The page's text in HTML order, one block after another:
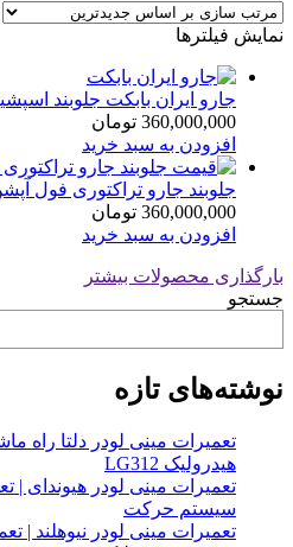
latest
نمایش فیلترها
جارو ایران بابکت جلوبند
360,000,000 تومان
افزودن به سبد خرید
جلوبند جارو تراکتوری فول
360,000,000 تومان
افزودن به سبد خرید
بارگذاری محصولات بیشتر
جستجو
نوشته‌های تازه
تعمیرات مینی لودر دلتا راه
هیدرولیک LG312
تعمیرات مینی لودر هیوندای |
سیستم حرکت
تعمیرات مینی لودر نیوهلند |